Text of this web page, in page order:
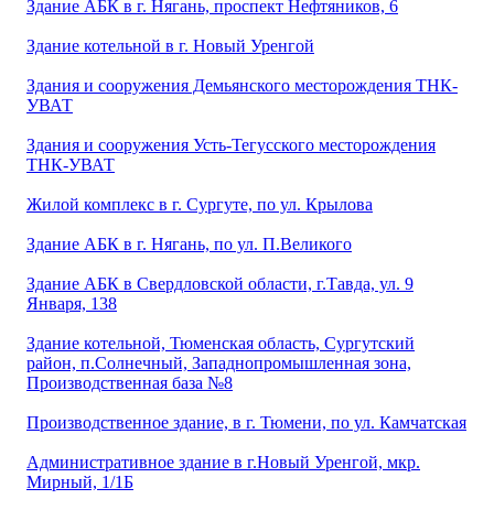
Здание АБК в г. Нягань, проспект Нефтяников, 6
Здание котельной в г. Новый Уренгой
Здания и сооружения Демьянского месторождения ТНК-
УВАТ
Здания и сооружения Усть-Тегусского месторождения
ТНК-УВАТ
Жилой комплекс в г. Сургуте, по ул. Крылова
Здание АБК в г. Нягань, по ул. П.Великого
Здание АБК в Свердловской области, г.Тавда, ул. 9
Января, 138
Здание котельной, Тюменская область, Сургутский
район, п.Солнечный, Западнопромышленная зона,
Производственная база №8
Производственное здание, в г. Тюмени, по ул. Камчатская
Административное здание в г.Новый Уренгой, мкр.
Мирный, 1/1Б